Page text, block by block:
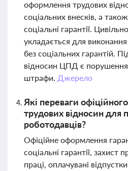
оформлення трудових
соціальних внесків, а
соціальні гарантії.
укладається для
без соціальних гарантій.
відносин ЦПД є
штрафи. Джерело
Які переваги
трудових відносин для
роботодавців?
Офіційне оформлення
соціальні гарантії, захист
праці, оплачувані